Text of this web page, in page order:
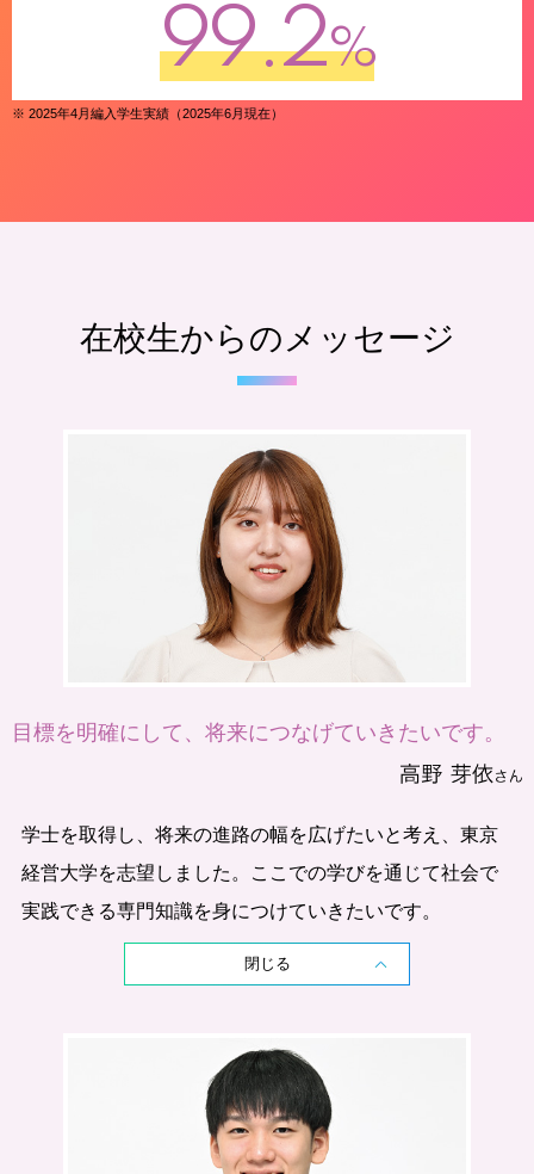
99.2%
※ 2025年4月編入学生実績（2025年6月現在）
在校生からのメッセージ
目標を明確にして、将来につなげていきたいです。
学士を取得し、将来の進路の幅を広げたいと考え、東京
経営大学を志望しました。ここでの学びを通じて社会で
実践できる専門知識を身につけていきたいです。
閉じる